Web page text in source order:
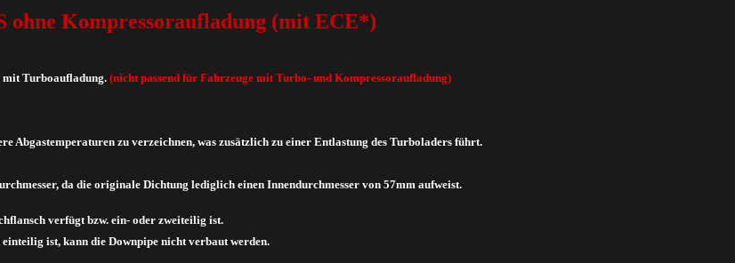
ohne Kompressoraufladung (mit ECE*)
mit Turboaufladung.(nicht passend für Fahrzeuge mit Turbo- und Kompressoraufladung)
Abgastemperaturen zu verzeichnen, was zusätzlich zu einer Entlastung des Turboladers führt.
da die originale Dichtung lediglich einen Innendurchmesser von 57mm aufweist.
verfügt bzw. ein- oder zweiteilig ist.
ist, kann die Downpipe nicht verbaut werden.